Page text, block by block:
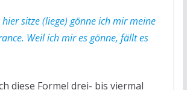
sitze (liege) gönne ich mir meine
Weil ich mir es gönne, fällt es
diese Formel drei- bis viermal